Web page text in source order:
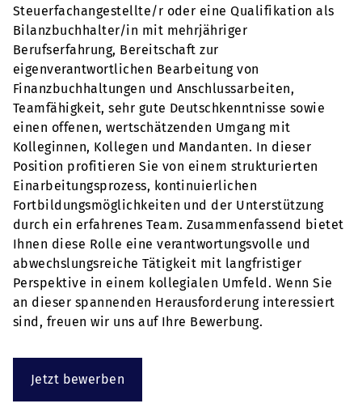
Steuerfachangestellte/r oder eine Qualifikation als
Bilanzbuchhalter/in mit mehrjähriger
Berufserfahrung, Bereitschaft zur
eigenverantwortlichen Bearbeitung von
Finanzbuchhaltungen und Anschlussarbeiten,
Teamfähigkeit, sehr gute Deutschkenntnisse sowie
einen offenen, wertschätzenden Umgang mit
Kolleginnen, Kollegen und Mandanten. In dieser
Position profitieren Sie von einem strukturierten
Einarbeitungsprozess, kontinuierlichen
Fortbildungsmöglichkeiten und der Unterstützung
durch ein erfahrenes Team. Zusammenfassend bietet
Ihnen diese Rolle eine verantwortungsvolle und
abwechslungsreiche Tätigkeit mit langfristiger
Perspektive in einem kollegialen Umfeld. Wenn Sie
an dieser spannenden Herausforderung interessiert
sind, freuen wir uns auf Ihre Bewerbung.
Jetzt bewerben